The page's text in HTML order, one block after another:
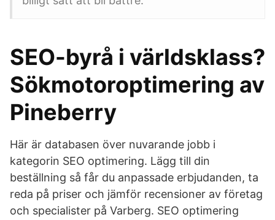
SEO-byrå i världsklass?
Sökmotoroptimering av
Pineberry
Här är databasen över nuvarande jobb i
kategorin SEO optimering. Lägg till din
beställning så får du anpassade erbjudanden, ta
reda på priser och jämför recensioner av företag
och specialister på Varberg. SEO optimering